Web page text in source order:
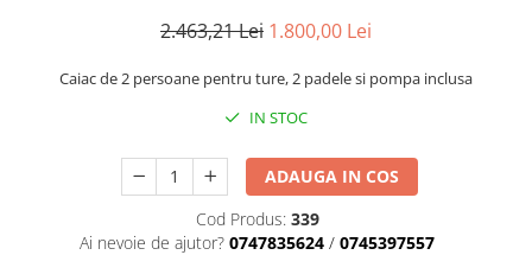
Haine thermo și protecție UV
Căști de protecție
Siguranță, accesorii
Drybag - Saci impermeabili
2.463,21 Lei 1.800,00 Lei
Caiac de 2 persoane pentru ture, 2 padele si pompa inclusa
IN STOC
ADAUGA IN COS
Cod Produs: 339
Ai nevoie de ajutor? 0747835624 / 0745397557